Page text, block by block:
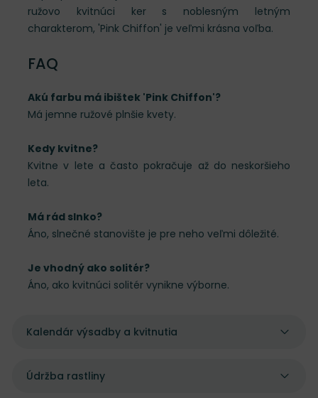
ružovo kvitnúci ker s noblesným letným
charakterom, 'Pink Chiffon' je veľmi krásna voľba.
FAQ
Akú farbu má ibištek 'Pink Chiffon'?
Má jemne ružové plnšie kvety.
Kedy kvitne?
Kvitne v lete a často pokračuje až do neskoršieho
leta.
Má rád slnko?
Áno, slnečné stanovište je pre neho veľmi dôležité.
Je vhodný ako solitér?
Áno, ako kvitnúci solitér vynikne výborne.
Kalendár výsadby a kvitnutia
Údržba rastliny